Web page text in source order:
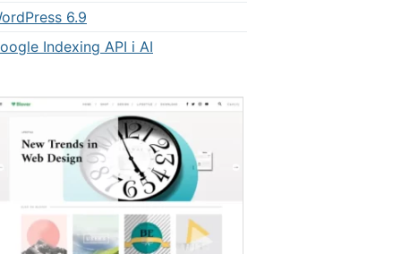
6.9
Indexing API i AI